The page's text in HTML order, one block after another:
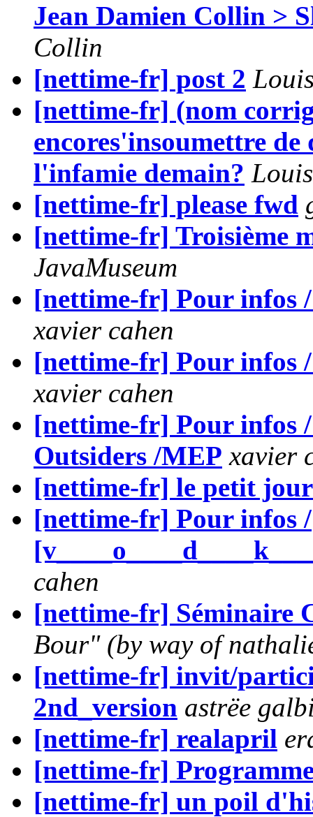
Jean Damien Collin >
Collin
[nettime-fr] post 2
[nettime-fr] (nom
encores'insoumettre
l'infamie demain?
[nettime-fr] please fwd
[nettime-fr] Troisième
JavaMuseum
[nettime-fr] Pour infos
xavier cahen
[nettime-fr] Pour infos
xavier cahen
[nettime-fr] Pour
Outsiders /MEP xavier
[nettime-fr] le petit
[nettime-fr] Pour infos /
cahen
[nettime-fr] Séminaire
Bour" (by way of
[nettime-fr] invit/
2nd_version astrëe
[nettime-fr] realapril
[nettime-fr]
[nettime-fr] un poil